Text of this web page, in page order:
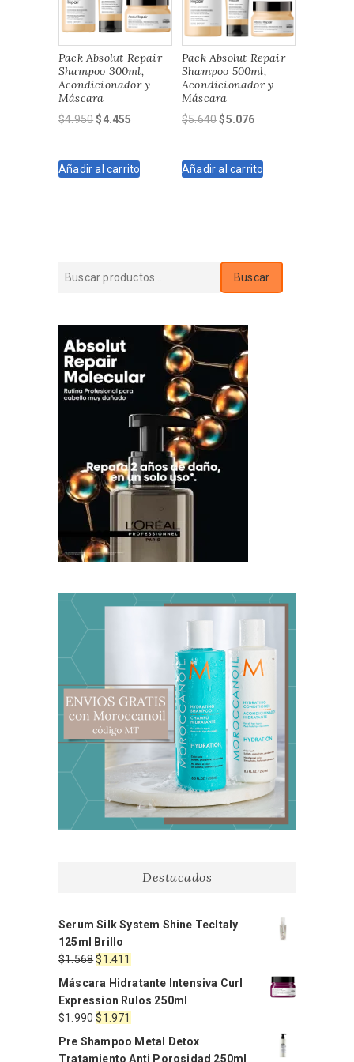
Pack Absolut Repair
Shampoo 300ml,
Acondicionador y
Máscara
$4.950El
era:
$4.455
es:
Añadir al carrito
Pack Absolut Repair
Shampoo 500ml,
Acondicionador y
Máscara
$5.640El
era:
$5.076El
es:
Añadir al carrito
Buscar
Destacados
Serum Silk System Shine TecItaly
125ml Brillo
$1.568El
precio
original
era:
$1.568.
$1.411
actual
es:
$1.411.
Máscara Hidratante Intensiva Curl
Expression Rulos 250ml
$1.990El
original
$1.971
precio
actual
Pre Shampoo Metal Detox
Tratamiento Anti Porosidad 250ml